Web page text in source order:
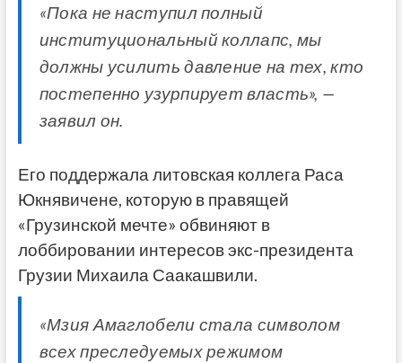
«Пока не наступил полный
институциональный коллапс, мы
должны усилить давление на тех, кто
постепенно узурпирует власть», —
заявил он.
Его поддержала литовская коллега Раса
Юкнявичене, которую в правящей
«Грузинской мечте» обвиняют в
лоббировании интересов экс-президента
Грузии Михаила Саакашвили.
«Мзия Амаглобели стала символом
всех преследуемых режимом